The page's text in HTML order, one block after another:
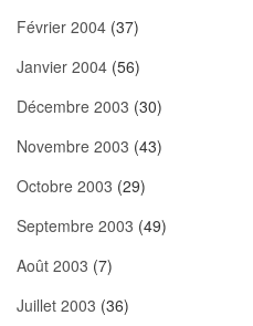
Février 2004 (37)
Janvier 2004 (56)
Décembre 2003 (30)
Novembre 2003 (43)
Octobre 2003 (29)
Septembre 2003 (49)
Août 2003 (7)
Juillet 2003 (36)